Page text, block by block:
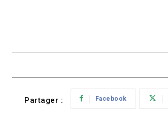
Partager : Facebook